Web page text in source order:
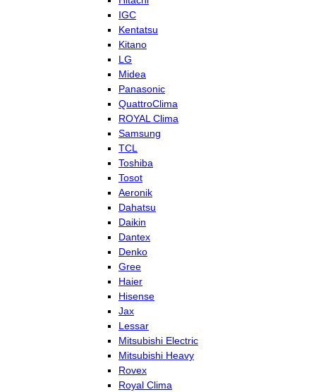
IGC
Kentatsu
Kitano
LG
Midea
Panasonic
QuattroClima
ROYAL Clima
Samsung
TCL
Toshiba
Tosot
Aeronik
Dahatsu
Daikin
Dantex
Denko
Gree
Haier
Hisense
Jax
Lessar
Mitsubishi Electric
Mitsubishi Heavy
Rovex
Royal Clima